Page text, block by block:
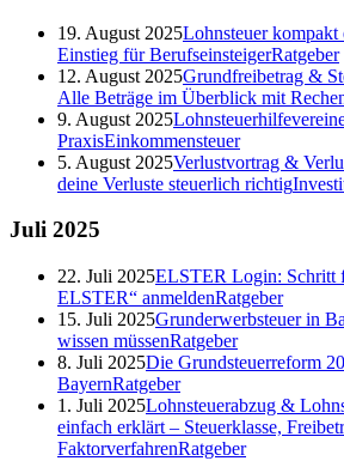
19. August 2025Lohnsteuer
Einstieg für BerufseinsteigerRatgeber
12. August 2025Grundfreibetrag &
Alle Beträge im Überblick mit
9. August 2025
PraxisEinkommensteuer
5. August 2025Verlustvortrag &
deine Verluste steuerlich richtig
Juli 2025
22. Juli 2025ELSTER Login: Schritt
ELSTER“ anmeldenRatgeber
15. Juli 2025Grunderwerbsteuer in
wissen müssenRatgeber
8. Juli 2025Die Grundsteuerreform
BayernRatgeber
1. Juli 2025Lohnsteuerabzug &
einfach erklärt – Steuerklasse,
FaktorverfahrenRatgeber